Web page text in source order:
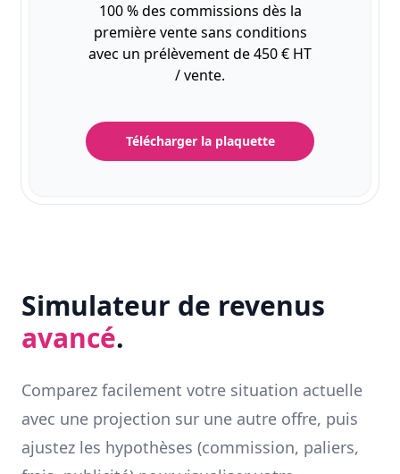
100 % des commissions dès la
première vente sans conditions
avec un prélèvement de 450 € HT
/ vente.
Télécharger la plaquette
Simulateur de revenus
avancé.
Comparez facilement votre situation actuelle
avec une projection sur une autre offre, puis
ajustez les hypothèses (commission, paliers,